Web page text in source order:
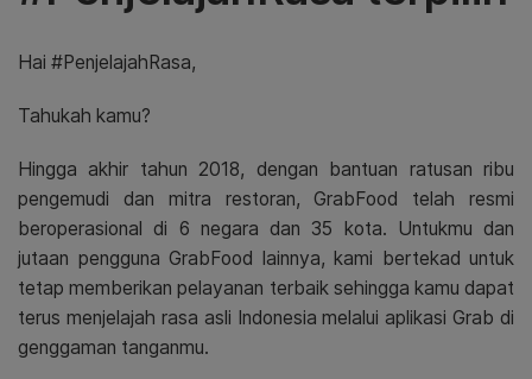
Hai #PenjelajahRasa,
Tahukah kamu?
Hingga akhir tahun 2018, dengan bantuan ratusan ribu
pengemudi dan mitra restoran, GrabFood telah resmi
beroperasional di 6 negara dan 35 kota. Untukmu dan
jutaan pengguna GrabFood lainnya, kami bertekad untuk
tetap memberikan pelayanan terbaik sehingga kamu dapat
terus menjelajah rasa asli Indonesia melalui aplikasi Grab di
genggaman tanganmu.